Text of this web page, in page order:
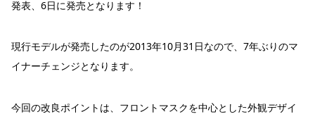
発表、6日に発売となります！
現行モデルが発売したのが2013年10月31日なので、7年ぶりのマ
イナーチェンジとなります。
今回の改良ポイントは、フロントマスクを中心とした外観デザイ